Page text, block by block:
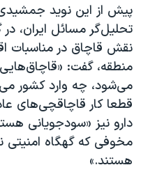
پیش از این نوید جمشیدی
تحلیل‌گر مسائل ایران، در
نقش قاچاق در مناسبات
منطقه، گفت:
می‌شود، چه وارد کشور
قطعا کار قاچاقچی‌های
دارو نیز «سودجویانی
مخوفی که گهگاه
هستند.»